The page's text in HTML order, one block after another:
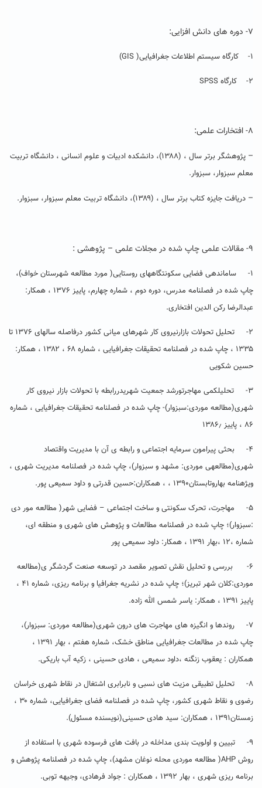
۷- دوره های دانش افزایی:
۱- کارگاه سیستم اطلاعات جغرافیایی( GIS)
۲- کارگاه SPSS
۸- افتخارات علمی:
–
پژوهشگر برتر سال ، (۱۳۸۸)، دانشکده ادبیات و علوم انسانی ، دانشگاه تربیت
معلم سبزوار، سبزوار.
– دریافت جایزه کتاب برتر سال ، (۱۳۸۹)، دانشگاه تربیت معلم سبزوار، سبزوار.
۹- مقالات علمی چاپ شده در مجلات علمی – پژوهشی :
۱- ساماندهی فضایی سکونتگاههای روستایی( مورد مطالعه شهرستان خواف)،
چاپ شده در فصلنامه مدرس، دوره دوم ، شماره چهارم، پاییز ۱۳۷۶ ، همکار:
عبدالرضا رکن الدین افتخاری.
۲- تحلیل تحولات بازارنیروی کار شهرهای میانی کشور درفاصله سالهای ۱۳۷۶ تا
۱۳۳۵ ، چاپ شده در فصلنامه تحقیقات جغرافیایی ، شماره ۶۸ ، ۱۳۸۲ ، همکار:
حسین شکویی
۳- تحلیل­کمی مهاجرت­ورشد جمعیت شهری­دررابطه با تحولات بازار نیروی کار
شهری(مطالعه موردی:سبزوار)- چاپ شده در فصلنامه تحقیقات جغرافیایی ، شماره
۸۶ ، پاییز ۱۳۸۶٫
۴- بحثی پیرامون سرمایه اجتماعی و رابطه ی آن با مدیریت واقتصاد
شهری(مطالعهی موردی: مشهد و سبزوار)، چاپ شده در فصلنامه مدیریت شهری ،
ویژهنامه بهاروتابستان۱۳۹۰ ، ، همکاران:حسین قدرتی و داود سمیعی پور.
۵- مهاجرت، تحرک سکونتی و ساخت اجتماعی – فضایی شهر( مطالعه مور دی
:سبزوار)؛ چاپ شده در فصلنامه مطالعات و پژوهش های شهری و منطقه ای،
شماره ،۱۲ ،بهار ۱۳۹۱ ، همکار: داود سمیعی پور
۶- بررسی و تحلیل نقش تصویر مقصد در توسعه صنعت گردشگر ی(مطالعه
موردی:کلان شهر تبریز)؛ چاپ شده در نشریه جغرافیا و برنامه ریزی، شماره ۴۱ ،
پاییز ۱۳۹۱ ، همکار: یاسر شمس الله زاده.
۷- روندها و انگیزه های مهاجرت های درون شهری(مطالعه موردی: سبزوار)،
چاپ شده در مطالعات جغرافیایی مناطق خشک، شماره هفتم ، بهار ۱۳۹۱ ،
همکاران : یعقوب زنگنه ،داود سمیعی ، هادی حسینی ، زکیه آب باریکی.
۸- تحلیل تطبیقی مزیت های نسبی و نابرابری اشتغال در نقاط شهری خراسان
رضوی و نقاط شهری کشور، چاپ شده در فصلنامه فضای جغرافیایی، شماره ۳۰ ،
زمستان۱۳۹۱ ، همکاران: سید هادی حسینی(نویسنده مسئول).
۹- تبیین و اولویت بندی مداخله در بافت های فرسوده شهری با استفاده از
روش AHP( مطالعه موردی محله نوغان مشهد)، چاپ شده در فصلنامه پژوهش و
برنامه ریزی شهری ، بهار ۱۳۹۲ ، همکاران : جواد فرهادی، وجیهه توبی.